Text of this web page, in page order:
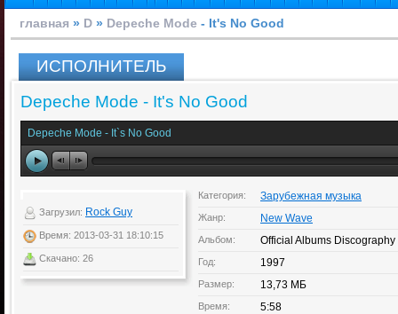
главная » D » Depeche Mode - It's No Good
ИСПОЛНИТЕЛЬ
Depeche Mode - It's No Good
Depeche Mode - It`s No Good
Загрузил: Rock Guy
Время: 2013-03-31 18:10:15
Скачано: 26
Категория: Зарубежная музыка
Жанр: New Wave
Альбом: Official Albums Discography
Год: 1997
Размер: 13,73 МБ
Время: 5:58